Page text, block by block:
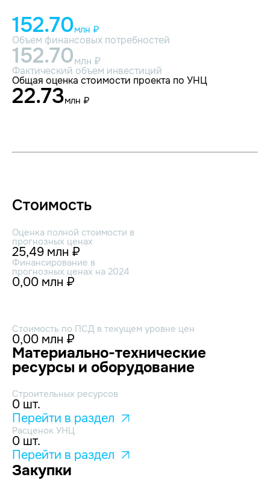
152.70млн ₽
Объем финансовых потребностей
152.70млн ₽
Фактический объем инвестиций
Общая оценка стоимости проекта по УНЦ
22.73млн ₽
Стоимость
Оценка полной стоимости в
прогнозных ценах
25,49 млн ₽
Финансирование в
прогнозных ценах на 2024
0,00 млн ₽
Стоимость по ПСД в текущем уровне цен
0,00 млн ₽
Материально-технические
ресурсы и оборудование
Строительных ресурсов
0 шт.
Перейти в раздел
Расценок УНЦ
0 шт.
Перейти в раздел
Закупки